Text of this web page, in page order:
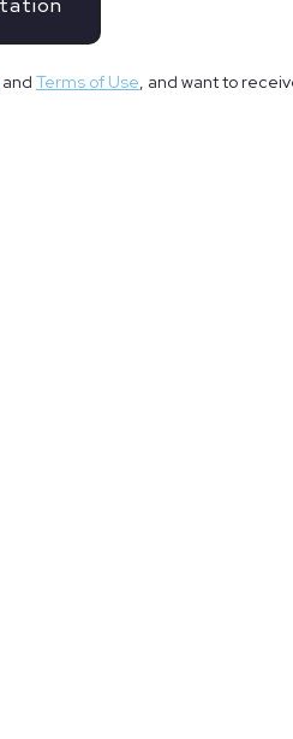
and Terms of Use, and want to